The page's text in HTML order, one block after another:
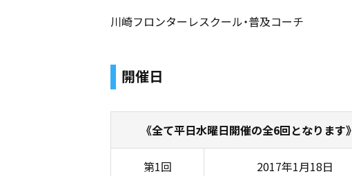
川崎フロンターレスクール・普及コーチ
開催日
《全て平日水曜日開催の全6回となります》
第1回 2017年1月18日